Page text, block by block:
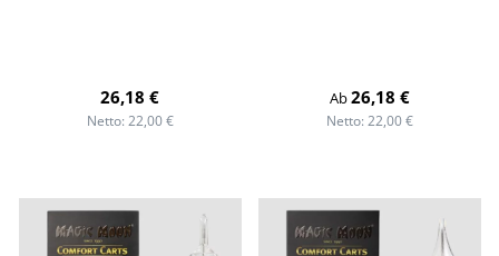
Regulärer Preis:
26,18 €
Netto: 22,00 €
Regulärer Preis:
Ab26,18 €
Netto: 22,00 €